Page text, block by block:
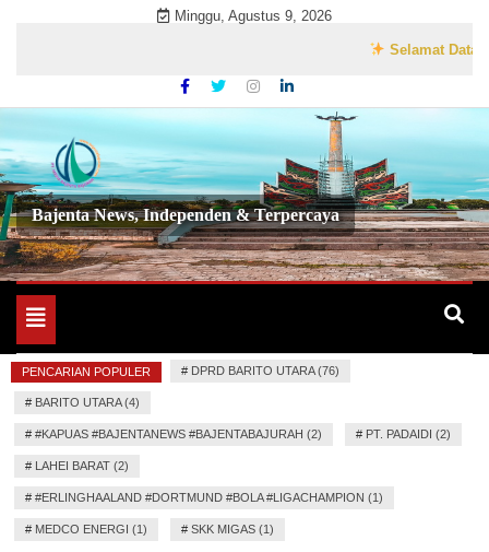
Minggu, Agustus 9, 2026
Selamat Datang di
Bajenta News, Independen & Terpercaya
Toggle
navigation
PENCARIAN POPULER # DPRD BARITO UTARA (76)
# BARITO UTARA (4)
# #KAPUAS #BAJENTANEWS #BAJENTABAJURAH (2) # PT. PADAIDI (2)
# LAHEI BARAT (2)
# #ERLINGHAALAND #DORTMUND #BOLA #LIGACHAMPION (1)
# MEDCO ENERGI (1) # SKK MIGAS (1)